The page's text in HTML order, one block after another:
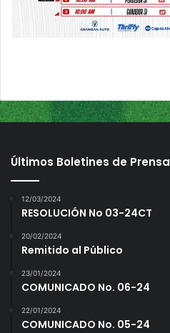
Últimos Boletines de Prensa
12/03/2024
RESOLUCIÓN No 03-24CT
20/02/2024
Remitido al Público
23/01/2024
COMUNICADO No. 06-24
22/01/2024
COMUNICADO No. 05-24